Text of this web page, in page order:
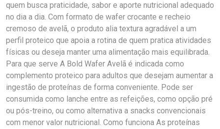
quem busca praticidade, sabor e aporte nutricional adequado
no dia a dia. Com formato de wafer crocante e recheio
cremoso de avelã, o produto alia textura agradável a um
perfil proteico que apoia a rotina de quem pratica atividades
físicas ou deseja manter uma alimentação mais equilibrada.
Para que serve A Bold Wafer Avelã é indicada como
complemento proteico para adultos que desejam aumentar a
ingestão de proteínas de forma conveniente. Pode ser
consumida como lanche entre as refeições, como opção pré
ou pós-treino, ou como alternativa a snacks convencionais
com menor valor nutricional. Como funciona As proteínas